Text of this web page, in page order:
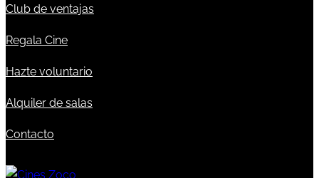
Club de ventajas
Regala Cine
Hazte voluntario
Alquiler de salas
Contacto